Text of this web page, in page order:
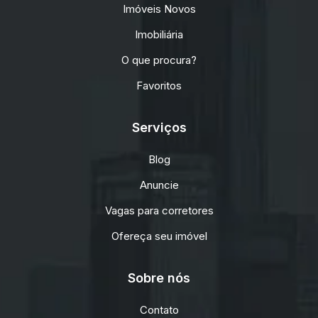
Imóveis Novos
Imobiliária
O que procura?
Favoritos
Serviços
Blog
Anuncie
Vagas para corretores
Ofereça seu imóvel
Sobre nós
Contato